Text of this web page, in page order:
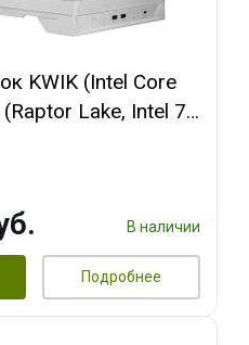
KWIK (Intel Core
Lake, Intel 7,
64 ГБ ОЗУ (2
960 ГБ SSD)В наличии
Подробнее